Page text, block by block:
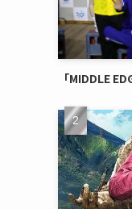
「MIDDLE